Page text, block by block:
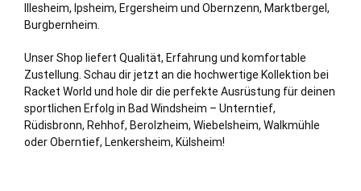
Illesheim, Ipsheim, Ergersheim und Obernzenn, Marktbergel,
Burgbernheim.
Unser Shop liefert Qualität, Erfahrung und komfortable
Zustellung. Schau dir jetzt an die hochwertige Kollektion bei
Racket World und hole dir die perfekte Ausrüstung für deinen
sportlichen Erfolg in Bad Windsheim – Unterntief,
Rüdisbronn, Rehhof, Berolzheim, Wiebelsheim, Walkmühle
oder Oberntief, Lenkersheim, Külsheim!